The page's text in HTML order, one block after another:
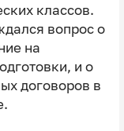
классов.
вопрос о
на
и о
договоров в